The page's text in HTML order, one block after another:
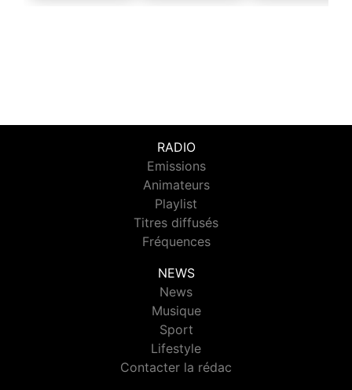
RADIO
Emissions
Animateurs
Playlist
Titres diffusés
Fréquences
NEWS
News
Musique
Sport
Lifestyle
Contacter la rédac